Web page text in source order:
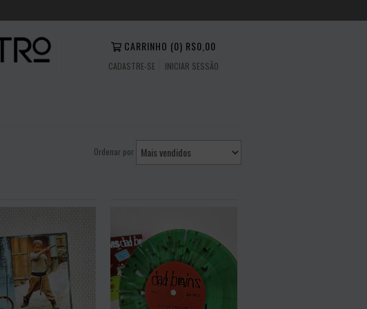
CARRINHO (0) R$0,00
CADASTRE-SE INICIAR SESSÃO
Ordenar por